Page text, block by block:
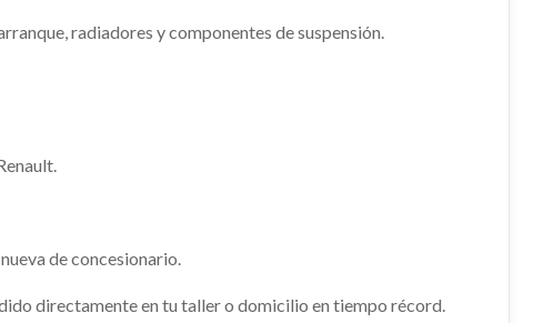
radiadores y componentes de suspensión.
de concesionario.
directamente en tu taller o domicilio en tiempo récord.